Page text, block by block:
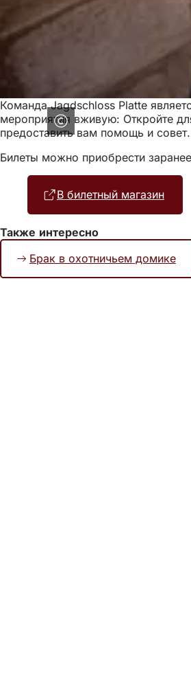
Команда Jagdschloss Platte
мероприятия вживую: Откройте
предоставить вам помощь и совет.
Билеты можно приобрести
В билетный магазин
Также интересно
Брак в охотничьем домике